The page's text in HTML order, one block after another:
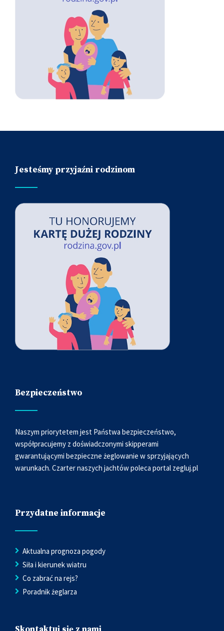
Jesteśmy przyjaźni rodzinom
Bezpieczeństwo
Naszym priorytetem jest Państwa bezpieczeństwo,
współpracujemy z doświadczonymi skipperami
gwarantującymi bezpieczne żeglowanie w sprzyjających
warunkach. Czarter naszych jachtów poleca portal zegluj.pl
Przydatne informacje
Aktualna prognoza pogody
Siła i kierunek wiatru
Co zabrać na rejs?
Poradnik żeglarza